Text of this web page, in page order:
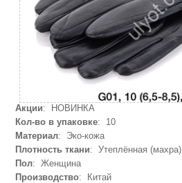
Акции: НОВИНКА
Кол-во в упаковке: 10
Материал: Эко-кожа
Плотность ткани: Утеплённая (махра)
Пол: Женщина
Производство: Китай